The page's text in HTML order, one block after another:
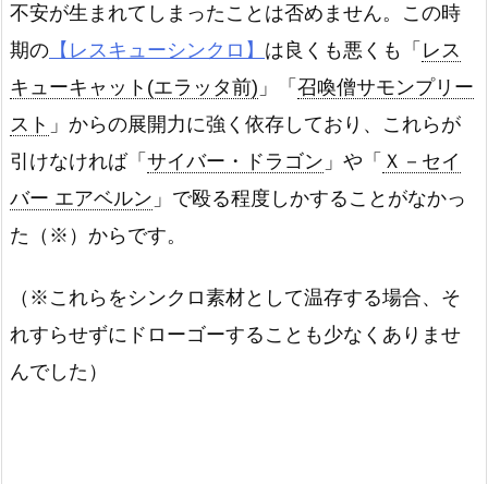
不安が生まれてしまったことは否めません。この時
期の 【レスキューシンクロ】 は良くも悪くも「 レス
キューキャット(エラッタ前) 」「 召喚僧サモンプリー
スト 」からの展開力に強く依存しており、これらが
引けなければ「 サイバー・ドラゴン 」や「 Ｘ－セイ
バー エアベルン 」で殴る程度しかすることがなかっ
た（※）からです。
（※これらをシンクロ素材として温存する場合、そ
れすらせずにドローゴーすることも少なくありませ
んでした）